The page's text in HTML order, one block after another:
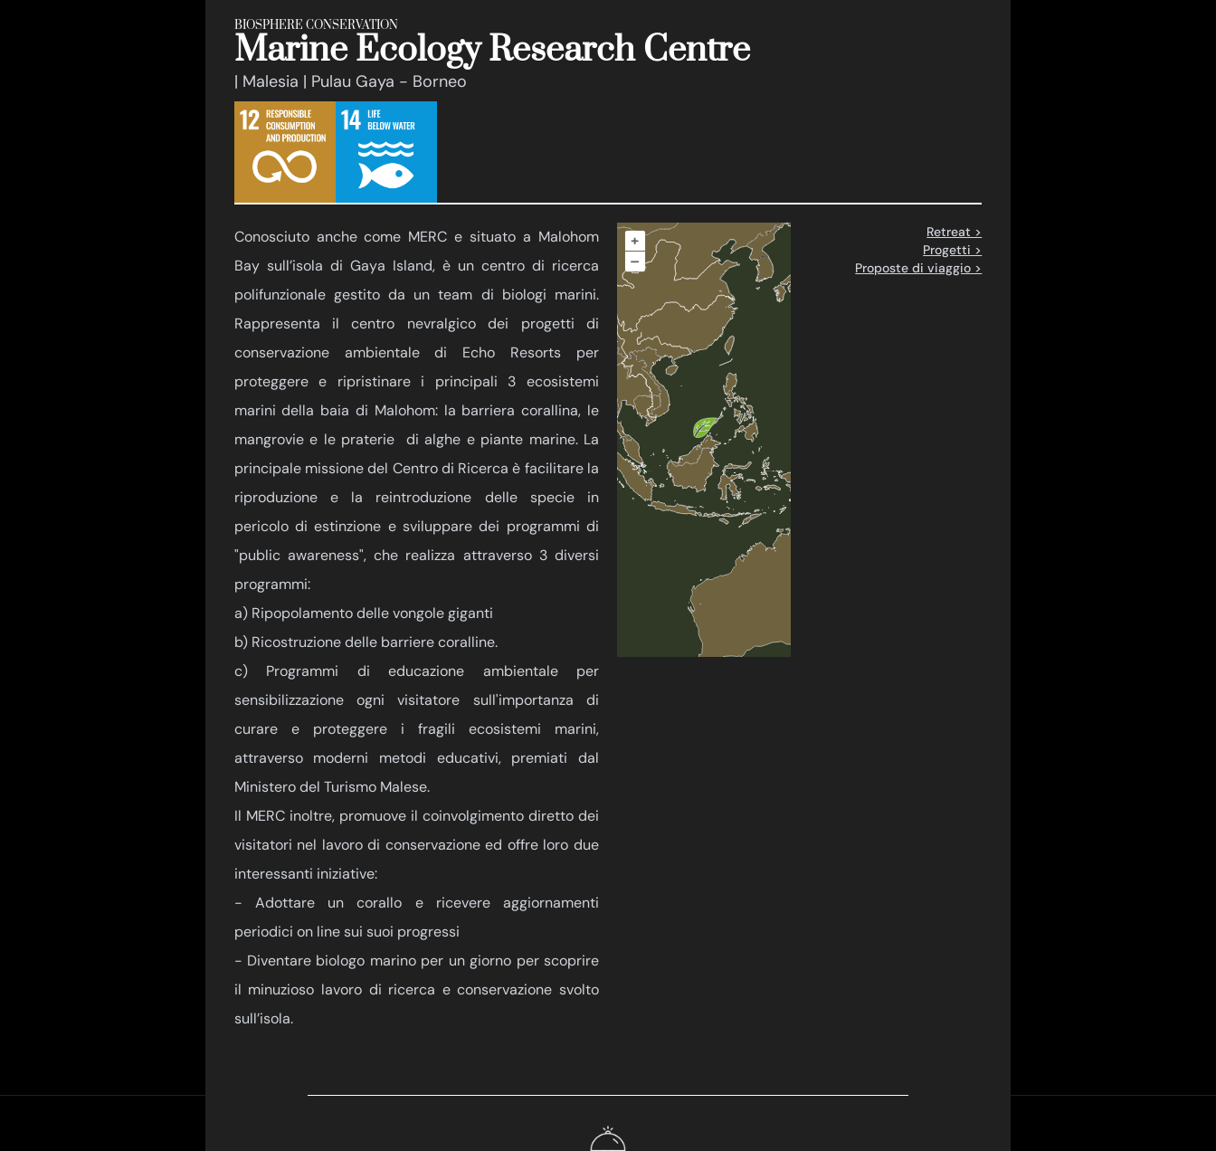
BIOSPHERE CONSERVATION
Marine Ecology Research Centre
| Malesia | Pulau Gaya - Borneo
Conosciuto anche come MERC e situato a Malohom
Bay sull’isola di Gaya Island, è un centro di ricerca
polifunzionale gestito da un team di biologi marini.
Rappresenta il centro nevralgico dei progetti di
conservazione ambientale di Echo Resorts per
proteggere e ripristinare i principali 3 ecosistemi
marini della baia di Malohom: la barriera corallina, le
mangrovie e le praterie di alghe e piante marine. La
principale missione del Centro di Ricerca è facilitare la
riproduzione e la reintroduzione delle specie in
pericolo di estinzione e sviluppare dei programmi di
"public awareness", che realizza attraverso 3 diversi
programmi:
a) Ripopolamento delle vongole giganti
b) Ricostruzione delle barriere coralline.
c) Programmi di educazione ambientale per
sensibilizzazione ogni visitatore sull'importanza di
curare e proteggere i fragili ecosistemi marini,
attraverso moderni metodi educativi, premiati dal
Ministero del Turismo Malese.
Il MERC inoltre, promuove il coinvolgimento diretto dei
visitatori nel lavoro di conservazione ed offre loro due
interessanti iniziative:
- Adottare un corallo e ricevere aggiornamenti
periodici on line sui suoi progressi
- Diventare biologo marino per un giorno per scoprire
il minuzioso lavoro di ricerca e conservazione svolto
sull’isola.
+
–
Retreat >
Progetti >
Proposte di viaggio >